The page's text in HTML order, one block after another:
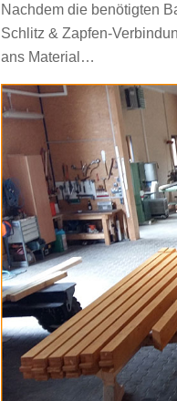
Nachdem die benötigten
Schlitz & Zapfen-
ans Material…